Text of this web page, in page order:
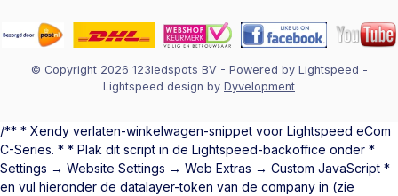
© Copyright 2026 123ledspots BV- Powered by Lightspeed -
Lightspeed design by Dyvelopment
/** * Xendy verlaten-winkelwagen-snippet voor Lightspeed eCom
C-Series. * * Plak dit script in de Lightspeed-backoffice onder *
Settings → Website Settings → Web Extras → Custom JavaScript *
en vul hieronder de datalayer-token van de company in (zie